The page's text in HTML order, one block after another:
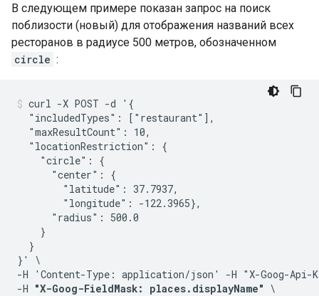
В следующем примере показан запрос на поиск
поблизости (новый) для отображения названий всех
ресторанов в радиусе 500 метров, обозначенном
circle :
curl -X POST -d '{
  "includedTypes": ["restaurant"],
  "maxResultCount": 10,
  "locationRestriction": {
    "circle": {
      "center": {
        "latitude": 37.7937,
        "longitude": -122.3965},
      "radius": 500.0
    }
  }
}' \
-H 'Content-Type: application/json' -H "X-Goog-Api-
-H "X-Goog-FieldMask: places.displayName" \